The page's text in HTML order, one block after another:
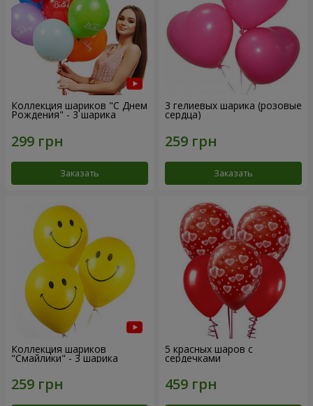
Коллекция шариков "С Днем
Рождения" - 3 шарика
Заказать
3 гелиевых шарика (розовые
сердца)
Заказать
Коллекция шариков
"Смайлики" - 3 шарика
5 красных шаров с
сердечками